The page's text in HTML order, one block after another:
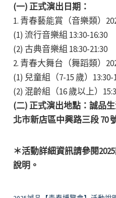
(一) 正式演出日期：
1. 青春藝能賞（音樂類）
(1) 流行音樂組 13:30-16:30
(2) 古典音樂組 18:30-21:30
2. 青春大舞台（舞蹈類）
(1) 兒童組（7-15 歲）13:30-
(2) 混齡組（16 歲以上）
(二) 正式演出地點：誠品
北市新店區中興路三段 70
＊活動詳細資訊請參閱
說明。